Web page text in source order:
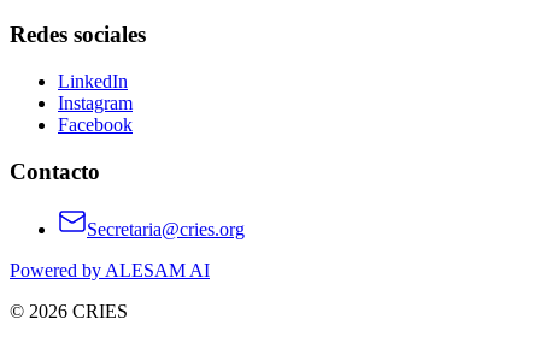
Redes sociales
LinkedIn
Instagram
Facebook
Contacto
Secretaria@cries.org
Powered by ALESAM AI
© 2026 CRIES